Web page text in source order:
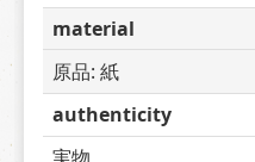
material
原品: 紙
authenticity